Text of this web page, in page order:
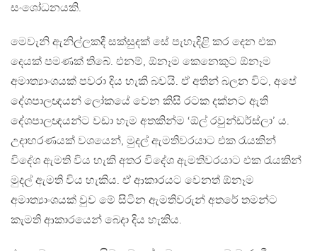
සංශෝධනයකි.
මෙවැනි ඇනිල්ලකදී සක්සුදක් සේ පැහැදිළි කර දෙන එක
දෙයක් පමණක් තිබේ. එනම්, ඕනෑම කෙනෙකුට ඕනෑම
අමාත්‍යාංශයක් පවරා දිය හැකි බවයි. ඒ අතින් බලන විට, අපේ
දේශපාලඥයන් ලෝකයේ වෙන කිසි රටක දක්නට ඇති
දේශපාලඥයන්ට වඩා හැම අතකින්ම ‘ඕල් රවුන්ඩර්ස්ලා’ ය.
උදාහරණයක් වශයෙන්, මුදල් ඇමතිවරයාට එක රැයකින්
විදේශ ඇමති විය හැකි අතර විදේශ ඇමතිවරයාට එක රැයකින්
මුදල් ඇමති විය හැකිය. ඒ ආකාරයට වෙනත් ඕනෑම
අමාත්‍යාංශයක් වුව මේ සිටින ඇමතිවරුන් අතරේ තමන්ට
කැමති ආකාරයෙන් බෙදා දිය හැකිය.